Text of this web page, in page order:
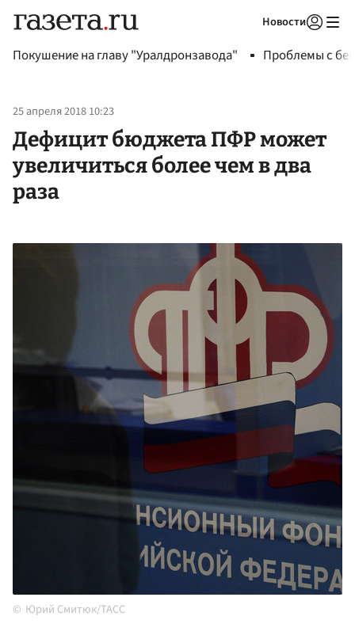
Новости
Покушение на главу "Уралдронзавода" Проблемы с
25 апреля 2018 10:23
Дефицит бюджета ПФР может
увеличиться более чем в два
раза
Юрий Смитюк/ТАСС